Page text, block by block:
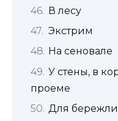
В лесу
Экстрим
На сеновале
У стены, в
проеме
Для